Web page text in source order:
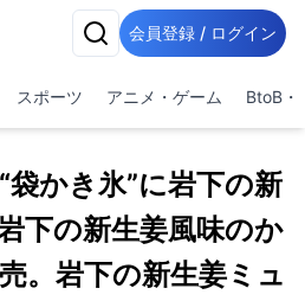
会員登録 / ログイン
スポーツ アニメ・ゲーム BtoB・
袋かき氷”に岩下の新
下の新生姜風味のか
。岩下の新生姜ミュ